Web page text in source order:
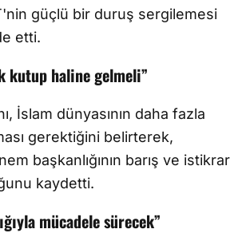
güçlü bir duruş sergilemesi
etti.
kutup haline gelmeli”
İslam dünyasının daha fazla
gerektiğini belirterek,
başkanlığının barış ve istikrar
kaydetti.
mücadele sürecek”